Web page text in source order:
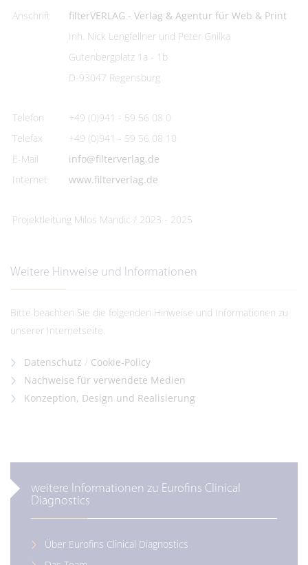
Anschrift
filterVERLAG - Verlag & Agentur für Web & Print
Inh. Nick Lengfellner und Peter Gnilka
Gutenbergplatz 1a - 1b
D-93047 Regensburg
Telefon
+49 (0)941 - 59 56 08 0
Telefax
+49 (0)941 - 59 56 08 10
E-Mail
info@filterverlag.de
Internet
www.filterverlag.de
Projektleitung Milos Mandic / 2023 - 2025
Weitere Hinweise und Informationen
Bitte beachten Sie die folgenden Hinweise und Informationen zu
unserer Internetseite.
Datenschutz / Cookie-Policy
Nachweise für verwendete Medien
Konzeption, Design und Realisierung
weitere Informationen zu Eurofins Clinical
Diagnostics
Über Eurofins Clinical Diagnostics